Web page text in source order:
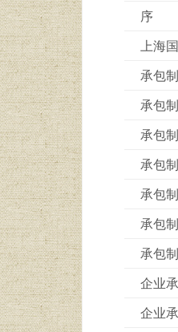
序
上海
承包
承包
承包
承包
承包
承包
承包
企业
企业